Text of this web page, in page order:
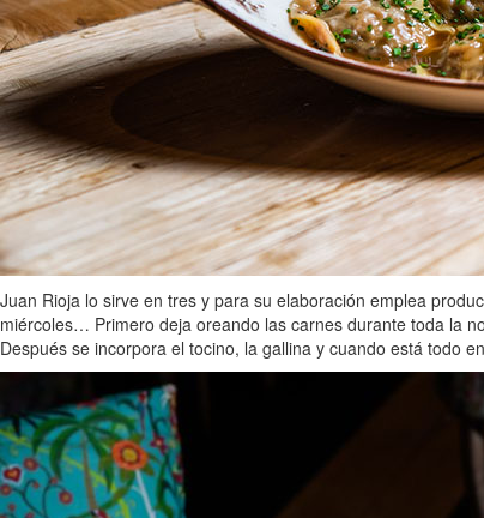
Juan Rioja lo sirve en tres y para su elaboración emplea
miércoles… Primero deja oreando las carnes durante toda la
Después se incorpora el tocino, la gallina y cuando está todo